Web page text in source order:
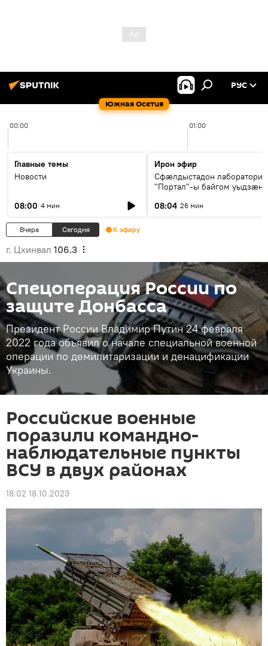
Южная Осетия
РУС
00:00 01:00
Главные темы
Новости
08:00 4 мин
Ирон эфир
Сфæлдыстадон лаборатори
"Портал"-ы байгом уыдзæн
Æхсары куыстыты равдыст
08:04 26 мин
Вчера Сегодня К эфиру
г. Цхинвал 106.3
Спецоперация России по
защите Донбасса
Президент России Владимир Путин 24 февраля
2022 года объявил о начале специальной военной
операции по демилитаризации и денацификации
Украины.
Российские военные
поразили командно-
наблюдательные пункты
ВСУ в двух районах
18:02 18.10.2023